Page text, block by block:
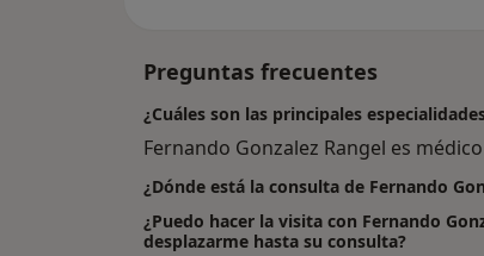
Preguntas frecuentes
¿Cuáles son las principales
Fernando Gonzalez Rangel es
¿Dónde está la consulta de Fernando
¿Puedo hacer la visita con Fernando
desplazarme hasta su consulta?